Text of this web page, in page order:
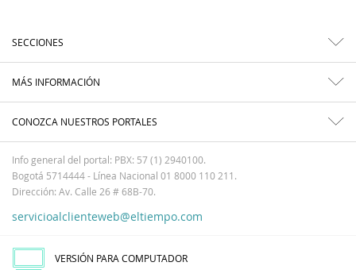
SECCIONES
MÁS INFORMACIÓN
CONOZCA NUESTROS PORTALES
Info general del portal: PBX: 57 (1) 2940100.
Bogotá 5714444 - Línea Nacional 01 8000 110 211.
Dirección: Av. Calle 26 # 68B-70.
servicioalclienteweb@eltiempo.com
VERSIÓN PARA COMPUTADOR